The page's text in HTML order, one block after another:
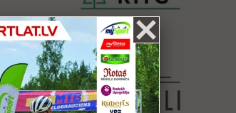
būšana un